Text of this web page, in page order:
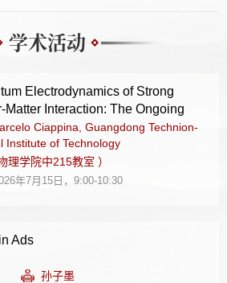
学术活动
Electrodynamics of Strong
Matter Interaction: The Ongoing
and Beyond
Ciappina, Guangdong Technion-
Institute of Technology
物理学院中215教室 ）
年7月15日，9:00-10:30
Ads
孙子墨